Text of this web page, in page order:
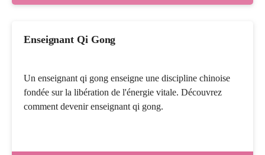
Enseignant Qi Gong
Un enseignant qi gong enseigne une discipline chinoise
fondée sur la libération de l'énergie vitale. Découvrez
comment devenir enseignant qi gong.